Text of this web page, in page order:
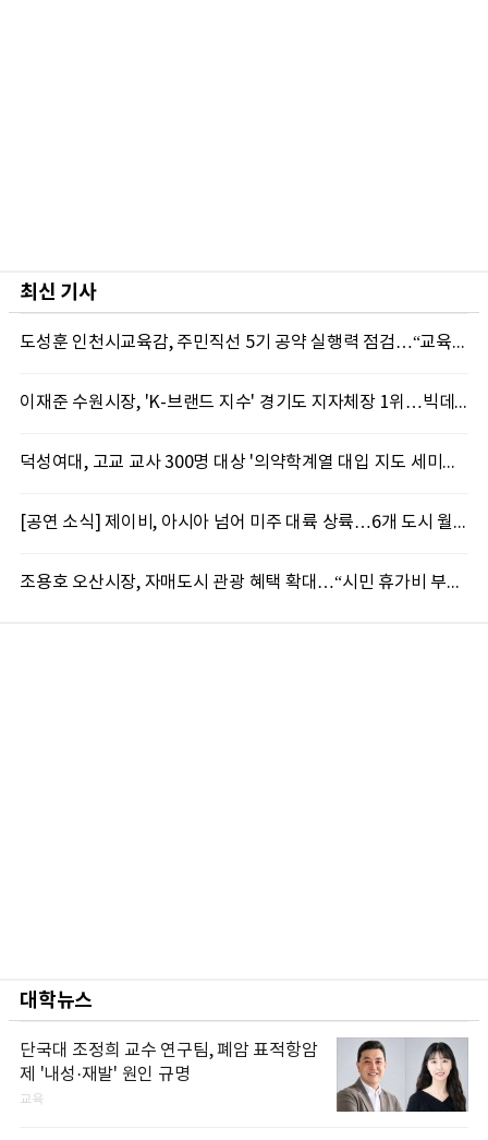
최신 기사
도성훈 인천시교육감, 주민직선 5기 공약 실행력 점검…“교육현장 변화로 이어져야”
이재준 수원시장, 'K-브랜드 지수' 경기도 지자체장 1위…빅데이터가 주목한 행정 리더십
덕성여대, 고교 교사 300명 대상 '의약학계열 대입 지도 세미나' 성료
[공연 소식] 제이비, 아시아 넘어 미주 대륙 상륙…6개 도시 월드투어 포문
조용호 오산시장, 자매도시 관광 혜택 확대…“시민 휴가비 부담 덜겠다”
대학뉴스
단국대 조정희 교수 연구팀, 폐암 표적항암
제 '내성·재발' 원인 규명
교육